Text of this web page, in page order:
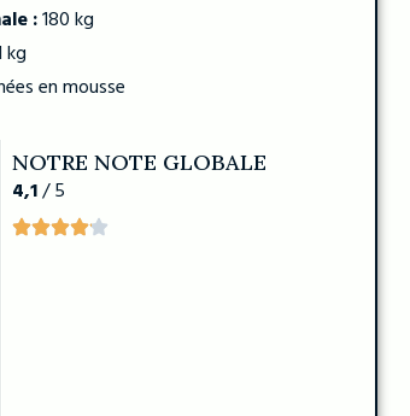
:180 kg
kg
en mousse
NOTRE NOTE GLOBALE
4,1/ 5